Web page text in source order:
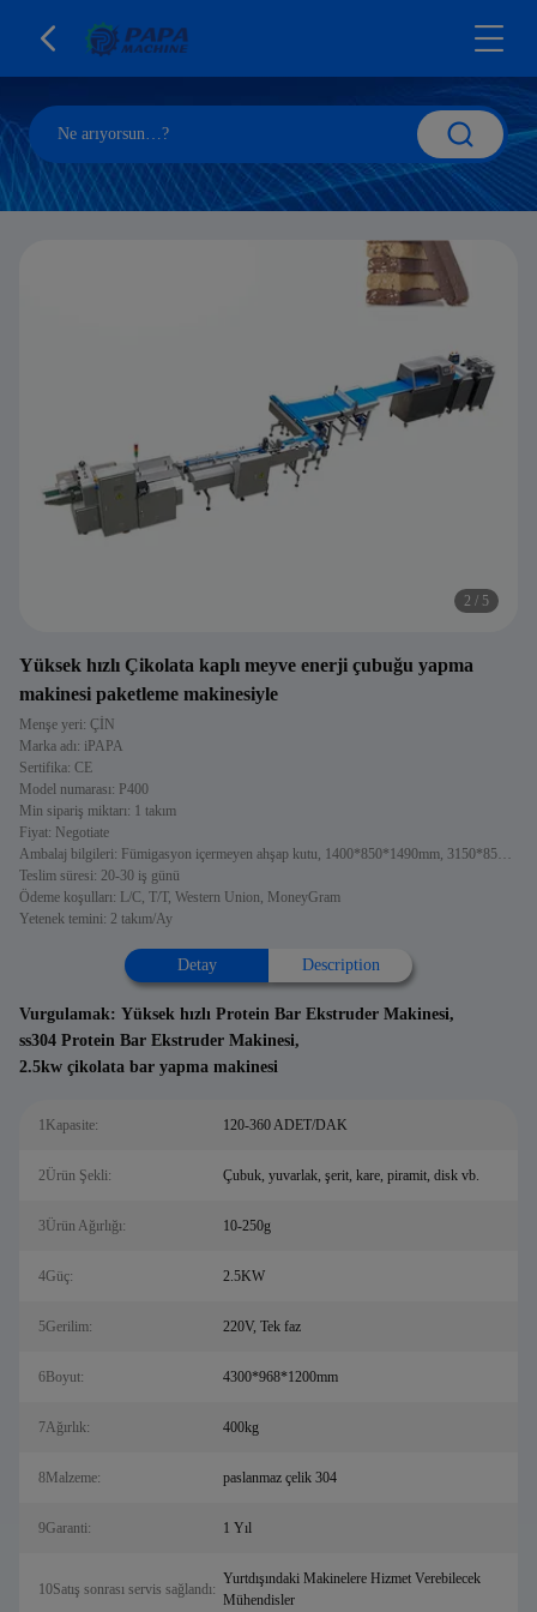
2 / 5
Yüksek hızlı Çikolata kaplı meyve enerji çubuğu yapma
makinesi paketleme makinesiyle
Menşe yeri: ÇİN
Marka adı: iPAPA
Sertifika: CE
Model numarası: P400
Min sipariş miktarı: 1 takım
Fiyat: Negotiate
Ambalaj bilgileri: Fümigasyon içermeyen ahşap kutu, 1400*850*1490mm, 3150*850*1680mm
Teslim süresi: 20-30 iş günü
Ödeme koşulları: L/C, T/T, Western Union, MoneyGram
Yetenek temini: 2 takım/Ay
Detay Description
Vurgulamak: Yüksek hızlı Protein Bar Ekstruder Makinesi,
ss304 Protein Bar Ekstruder Makinesi,
2.5kw çikolata bar yapma makinesi
1Kapasite: 120-360 ADET/DAK
2Ürün Şekli: Çubuk, yuvarlak, şerit, kare, piramit, disk vb.
3Ürün Ağırlığı: 10-250g
4Güç: 2.5KW
5Gerilim: 220V, Tek faz
6Boyut: 4300*968*1200mm
7Ağırlık: 400kg
8Malzeme: paslanmaz çelik 304
9Garanti: 1 Yıl
10Satış sonrası servis sağlandı:
Yurtdışındaki Makinelere Hizmet Verebilecek
Mühendisler